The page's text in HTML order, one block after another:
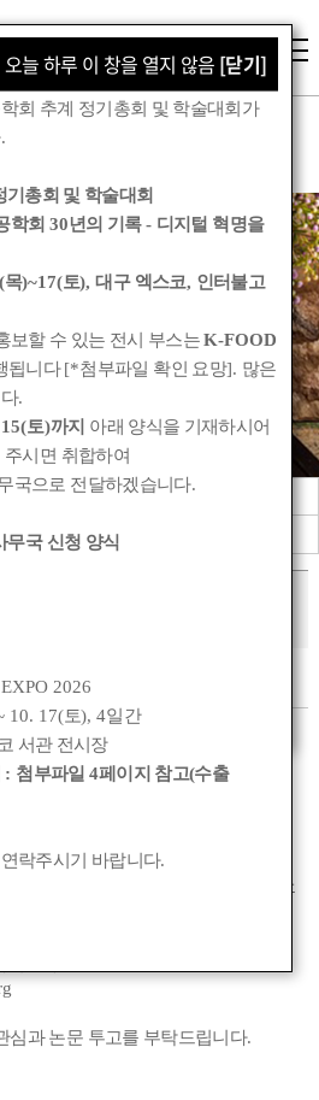
소식
for Food Engineering
관련기관소식
트 주소 변경 안내
작성일 :2024-10-24 20:54
와 투고시스템이 새롭게 구축되어
템과 연동되지 않으니
새로 가입 후
트 주소
심과 논문 투고를 부탁드립니다.
오늘 하루 이 창을 열지 않음 [닫기]
오늘 하루 이 창을 열지 않음 [닫기]
회 추계 정기총회 및 학술대회가
.
기총회 및 학술대회
학회 30년의 기록- 디지털 혁명을
목)~17(토),대구 엑스코, 인터불고
보할 수 있는 전시 부스는K-FOOD
됩니다[*첨부파일 확인 요망]. 많은
.
15(토)까지 아래 양식을 기재하시어
시면 취합하여
국으로 전달하겠습니다.
무국 신청 양식
2026
10. 17(토), 4일간
서관 전시장
: 첨부파일 4페이지 참고(수출
락주시기 바랍니다.